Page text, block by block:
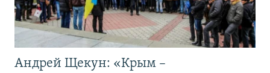
Андрей Щекун: «Крым –